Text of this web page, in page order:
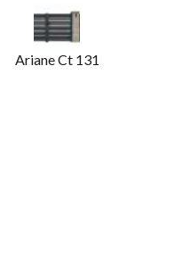
Ariane Ct 131